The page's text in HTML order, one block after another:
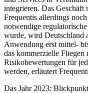
integrieren. Das
Frequentis allerdings
notwendige
wurde, wird Deutschland
Anwendung erst mittel-
das kommerzielle
Risikobewertungen für
werden, erläutert
Das Jahr 2023: